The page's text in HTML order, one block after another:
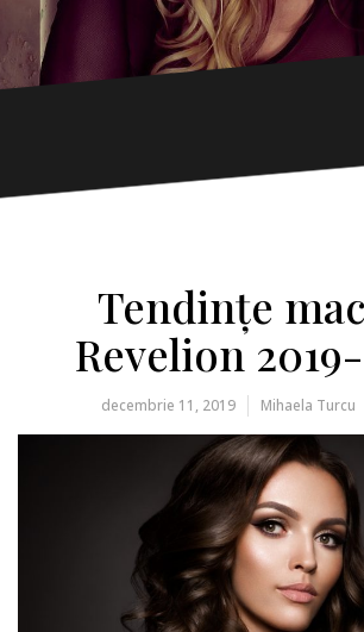
Tendințe
Revelion
decembrie 11, 2019 Mihaela Turcu